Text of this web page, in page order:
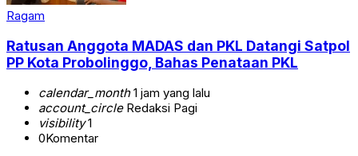
Ragam
Ratusan Anggota MADAS dan PKL Datangi Satpol
PP Kota Probolinggo, Bahas Penataan PKL
calendar_month1 jam yang lalu
account_circleRedaksi Pagi
visibility1
0Komentar